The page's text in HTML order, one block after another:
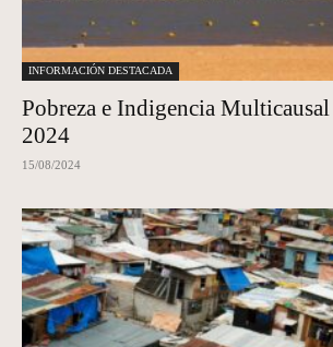
INFORMACIÓN DESTACADA
Pobreza e Indigencia Multicausal
2024
15/08/2024